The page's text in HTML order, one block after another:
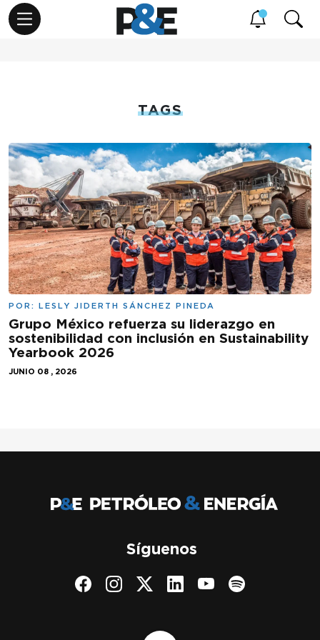
TAGS
POR: LESLY JIDERTH SÁNCHEZ PINEDA
Grupo México refuerza su liderazgo en
sostenibilidad con inclusión en Sustainability
Yearbook 2026
JUNIO 08 , 2026
Síguenos